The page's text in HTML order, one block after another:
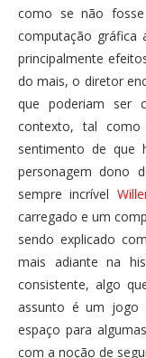
como se não
computação gráfica
principalmente
do mais, o diretor
que poderiam ser
contexto, tal
sentimento de que
personagem dono
sempre incrível
carregado e um
sendo explicado
mais adiante na
consistente, algo
assunto é um jogo
espaço para
com a noção de